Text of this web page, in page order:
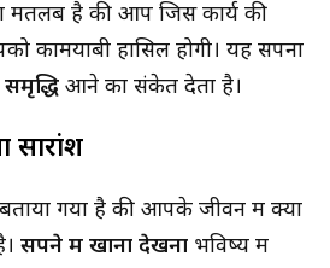
मतलब है की आप जिस कार्य की
हासिल होगी। यह सपना
आने का संकेत देता है।
सारांश
गया है की आपके जीवन में क्या
सपने में खाना देखना भविष्य में